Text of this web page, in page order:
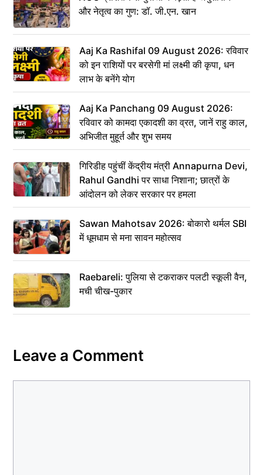
और नेतृत्व का गुण: डॉ. जी.एन. खान
Aaj Ka Rashifal 09 August 2026: रविवार
को इन राशियों पर बरसेगी मां लक्ष्मी की कृपा, धन
लाभ के बनेंगे योग
Aaj Ka Panchang 09 August 2026:
रविवार को कामदा एकादशी का व्रत, जानें राहु काल,
अभिजीत मुहूर्त और शुभ समय
गिरिडीह पहुंचीं केंद्रीय मंत्री Annapurna Devi,
Rahul Gandhi पर साधा निशाना; छात्रों के
आंदोलन को लेकर सरकार पर हमला
Sawan Mahotsav 2026: बोकारो थर्मल SBI
में धूमधाम से मना सावन महोत्सव
Raebareli: पुलिया से टकराकर पलटी स्कूली वैन,
मची चीख-पुकार
Leave a Comment